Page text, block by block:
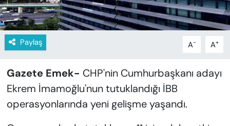
Paylaş A- A+
Gazete Emek- CHP'nin Cumhurbaşkanı adayı
Ekrem İmamoğlu'nun tutuklandığı İBB
operasyonlarında yeni gelişme yaşandı.
ÖZEL HABER
YAZAR KÖŞESİ
SİYASET
VAN VE DİYARBAKIR HABERLERİ